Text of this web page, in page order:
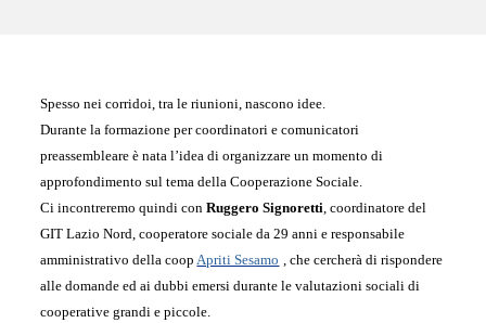
Spesso nei corridoi, tra le riunioni, nascono idee.
Durante la formazione per coordinatori e comunicatori
preassembleare è nata l’idea di organizzare un momento di
approfondimento sul tema della Cooperazione Sociale.
Ci incontreremoquindi conRuggero Signoretti, coordinatore del
GIT Lazio Nord, cooperatore sociale da 29 anni e responsabile
amministrativo della coopApriti Sesamo ,checercherà di rispondere
alle domande ed ai dubbi emersi durante le valutazioni sociali di
cooperative grandi e piccole.